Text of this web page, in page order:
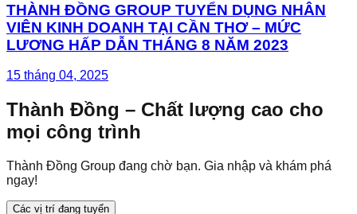
THÀNH ĐỒNG GROUP TUYỂN DỤNG NHÂN
VIÊN KINH DOANH TẠI CẦN THƠ – MỨC
LƯƠNG HẤP DẪN THÁNG 8 NĂM 2023
15 tháng 04, 2025
Thành Đồng – Chất lượng cao cho
mọi công trình
Thành Đồng Group đang chờ bạn. Gia nhập và khám phá
ngay!
Các vị trí đang tuyển